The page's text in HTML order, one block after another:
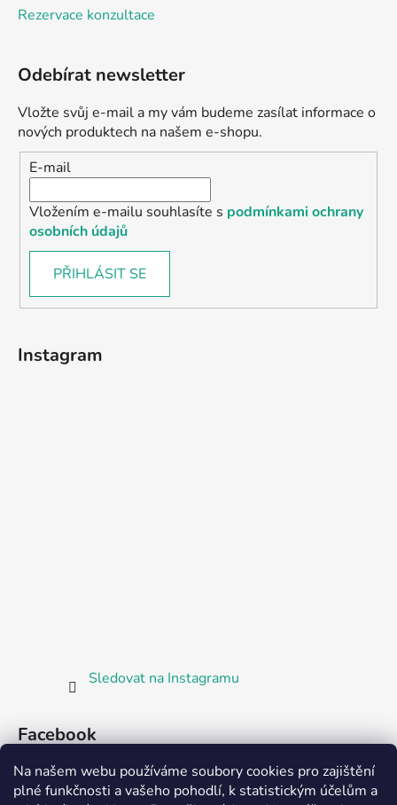
Na našem webu používáme soubory cookies pro zajištění
plné funkčnosti a vašeho pohodlí, k statistickým účelům a
Rezervace konzultace
Odebírat newsletter
Vložte svůj e-mail a my vám budeme zasílat informace o
nových produktech na našem e-shopu.
E-mail
Vložením e-mailu souhlasíte s podmínkami ochrany
osobních údajů
PŘIHLÁSIT SE
Instagram
Sledovat na Instagramu
Facebook